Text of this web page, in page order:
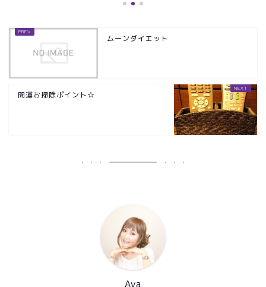
ムーンダイエット
開運お掃除ポイント☆
Aya